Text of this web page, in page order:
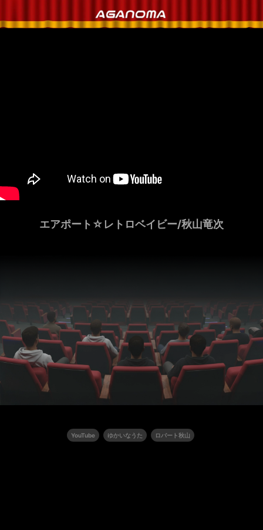
エアポート☆レトロベイビー/秋山竜次
YouTube ゆかいなうた ロバート秋山